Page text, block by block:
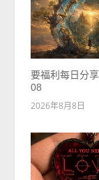
要福利每日分
08
2026年8月8日